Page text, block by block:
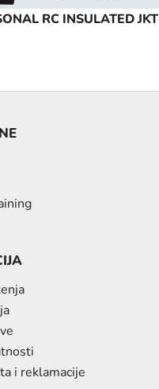
RC INSULATED JKT
i reklamacije